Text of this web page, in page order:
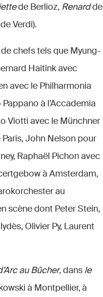
de Berlioz, Renardde
Verdi).
chefs tels que Myung-
Haitink avec
avec le Philharmonia
à l’Accademia
Viotti avec le Münchner
John Nelson pour
Raphaël Pichon avec
à Amsterdam,
au
scène dont Peter Stein,
Olivier Py, Laurent
au Bûcher, dans le
à Montpellier, à